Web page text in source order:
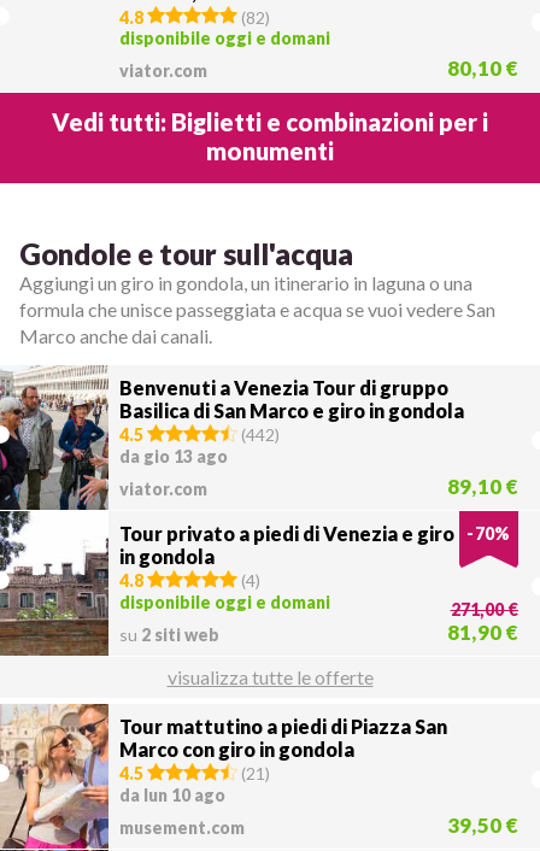
4.8 (82)
disponibile oggi e domani
viator.com
80,10 €
Vedi tutti: Biglietti e combinazioni per i
monumenti
Gondole e tour sull'acqua
Aggiungi un giro in gondola, un itinerario in laguna o una
formula che unisce passeggiata e acqua se vuoi vedere San
Marco anche dai canali.
Benvenuti a Venezia Tour di gruppo
Basilica di San Marco e giro in gondola
4.5 (442)
da gio 13 ago
viator.com
89,10 €
Tour privato a piedi di Venezia e giro
in gondola
-70%
4.8 (4)
disponibile oggi e domani
su 2 siti web
271,00 €
81,90 €
visualizza tutte le offerte
Tour mattutino a piedi di Piazza San
Marco con giro in gondola
4.5 (21)
da lun 10 ago
musement.com
39,50 €